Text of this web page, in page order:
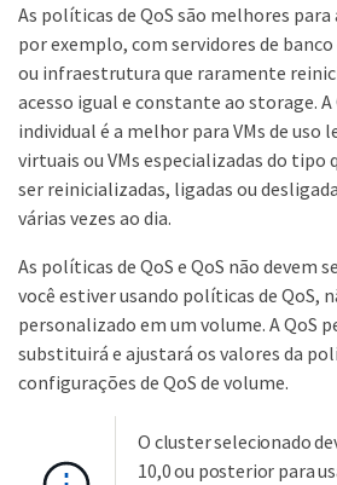
As políticas de QoS são melhores
por exemplo, com servidores de
ou infraestrutura que raramente
acesso igual e constante ao storage. A
individual é a melhor para VMs de uso
virtuais ou VMs especializadas do tipo
ser reinicializadas, ligadas ou
várias vezes ao dia.
As políticas de QoS e QoS não devem
você estiver usando políticas de QoS,
personalizado em um volume. A QoS
substituirá e ajustará os valores da
configurações de QoS de volume.
O cluster selecionado
10,0 ou posterior para